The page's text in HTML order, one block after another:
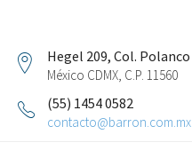
Hegel 209, Col. Polanco
México CDMX, C.P. 11560
(55) 1454 0582
contacto@barron.com.mx